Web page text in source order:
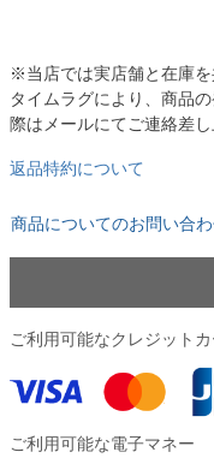
※当店では実店舗と在庫
タイムラグにより、商品
際はメールにてご連絡差
返品特約について
商品についてのお問い合
ご利用可能なクレジットカ
ご利用可能な電子マネー